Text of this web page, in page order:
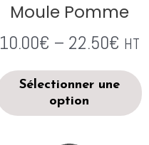
Moule Pomme
10.00€ – 22.50€ HT
Sélectionner une
option